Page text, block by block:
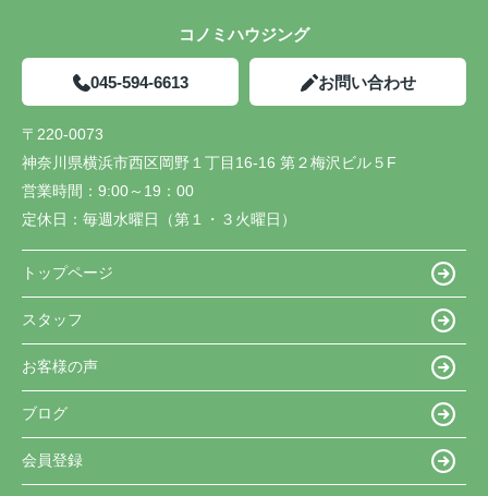
コノミハウジング
045-594-6613 お問い合わせ
〒220-0073
神奈川県横浜市西区岡野１丁目16-16 第２梅沢ビル５F
営業時間： 9:00～19：00
定休日： 毎週水曜日（第１・３火曜日）
トップページ
スタッフ
お客様の声
ブログ
会員登録